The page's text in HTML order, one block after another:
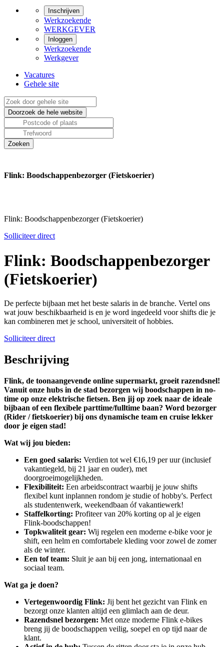
Inschrijven
Werkzoekende
WERKGEVER
Inloggen
Werkzoekende
Werkgever
Vacatures
Gehele site
Flink: Boodschappenbezorger (Fietskoerier)
Flink: Boodschappenbezorger (Fietskoerier)
Solliciteer direct
Flink: Boodschappenbezorger
(Fietskoerier)
De perfecte bijbaan met het beste salaris in de branche. Vertel ons
wat jouw beschikbaarheid is en je word ingedeeld voor shifts die je
kan combineren met je school, universiteit of hobbies.
Solliciteer direct
Beschrijving
Flink, de toonaangevende online supermarkt, groeit razendsnel!
Vanuit onze hubs in de stad bezorgen wij boodschappen in no-
time op onze elektrische fietsen. Ben jij op zoek naar de ideale
bijbaan of een flexibele parttime/fulltime baan? Word bezorger
(Rider / fietskoerier) bij ons dynamische team en cruise lekker
door je eigen stad!
Wat wij jou bieden:
Een goed salaris: Verdien tot wel €16,19 per uur (inclusief
vakantiegeld, bij 21 jaar en ouder), met
doorgroeimogelijkheden.
Flexibiliteit: Een arbeidscontract waarbij je jouw shifts
flexibel kunt inplannen rondom je studie of hobby's. Perfect
als studentenwerk, weekendbaan óf vakantiewerk!
Staffelkorting: Profiteer van 20% korting op al je eigen
Flink-boodschappen!
Topkwaliteit gear: Wij regelen een moderne e-bike voor je
shift, een helm en comfortabele kleding voor zowel de zomer
als de winter.
Een tof team: Sluit je aan bij een jong, internationaal en
sociaal team.
Wat ga je doen?
Vertegenwoordig Flink: Jij bent het gezicht van Flink en
bezorgt onze klanten altijd een glimlach aan de deur.
Razendsnel bezorgen: Met onze moderne Flink e-bikes
breng jij de boodschappen veilig, soepel en op tijd naar de
klant.